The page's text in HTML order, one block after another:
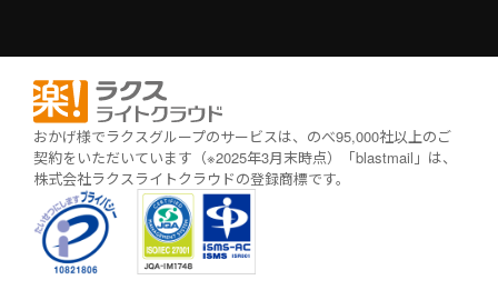
おかげ様でラクスグループのサービスは、のべ95,000社以上のご
契約をいただいています（※2025年3月末時点）
「blastmail」は、
株式会社ラクスライトクラウドの登録商標です。